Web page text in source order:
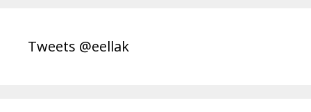
Tweets @eellak